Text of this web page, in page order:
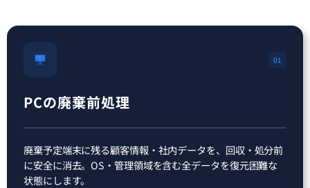
01
PCの廃棄前処理
廃棄予定端末に残る顧客情報・社内データを、回収・処分前
に安全に消去。OS・管理領域を含む全データを復元困難な
状態にします。